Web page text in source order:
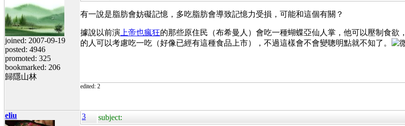
joined: 2007-09-19
posted: 4946
promoted: 325
bookmarked: 206
歸隱山林
有一說是脂肪會妨礙記憶，多吃脂肪會導致記憶力受損，可能和這個有關？
據說以前演 上帝也瘋狂的那些原住民（布希曼人）會吃一種蝴蝶亞仙人掌，他可以壓制食
的人可以考慮吃一吃（好像已經有這種食品上市），不過這樣會不會變聰明點就不知了。
edited: 2
eliu 3 subject: